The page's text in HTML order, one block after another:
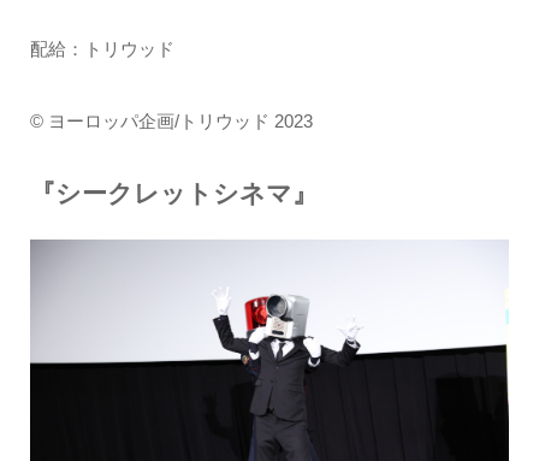
配給：トリウッド
© ヨーロッパ企画/トリウッド 2023
『シークレットシネマ』